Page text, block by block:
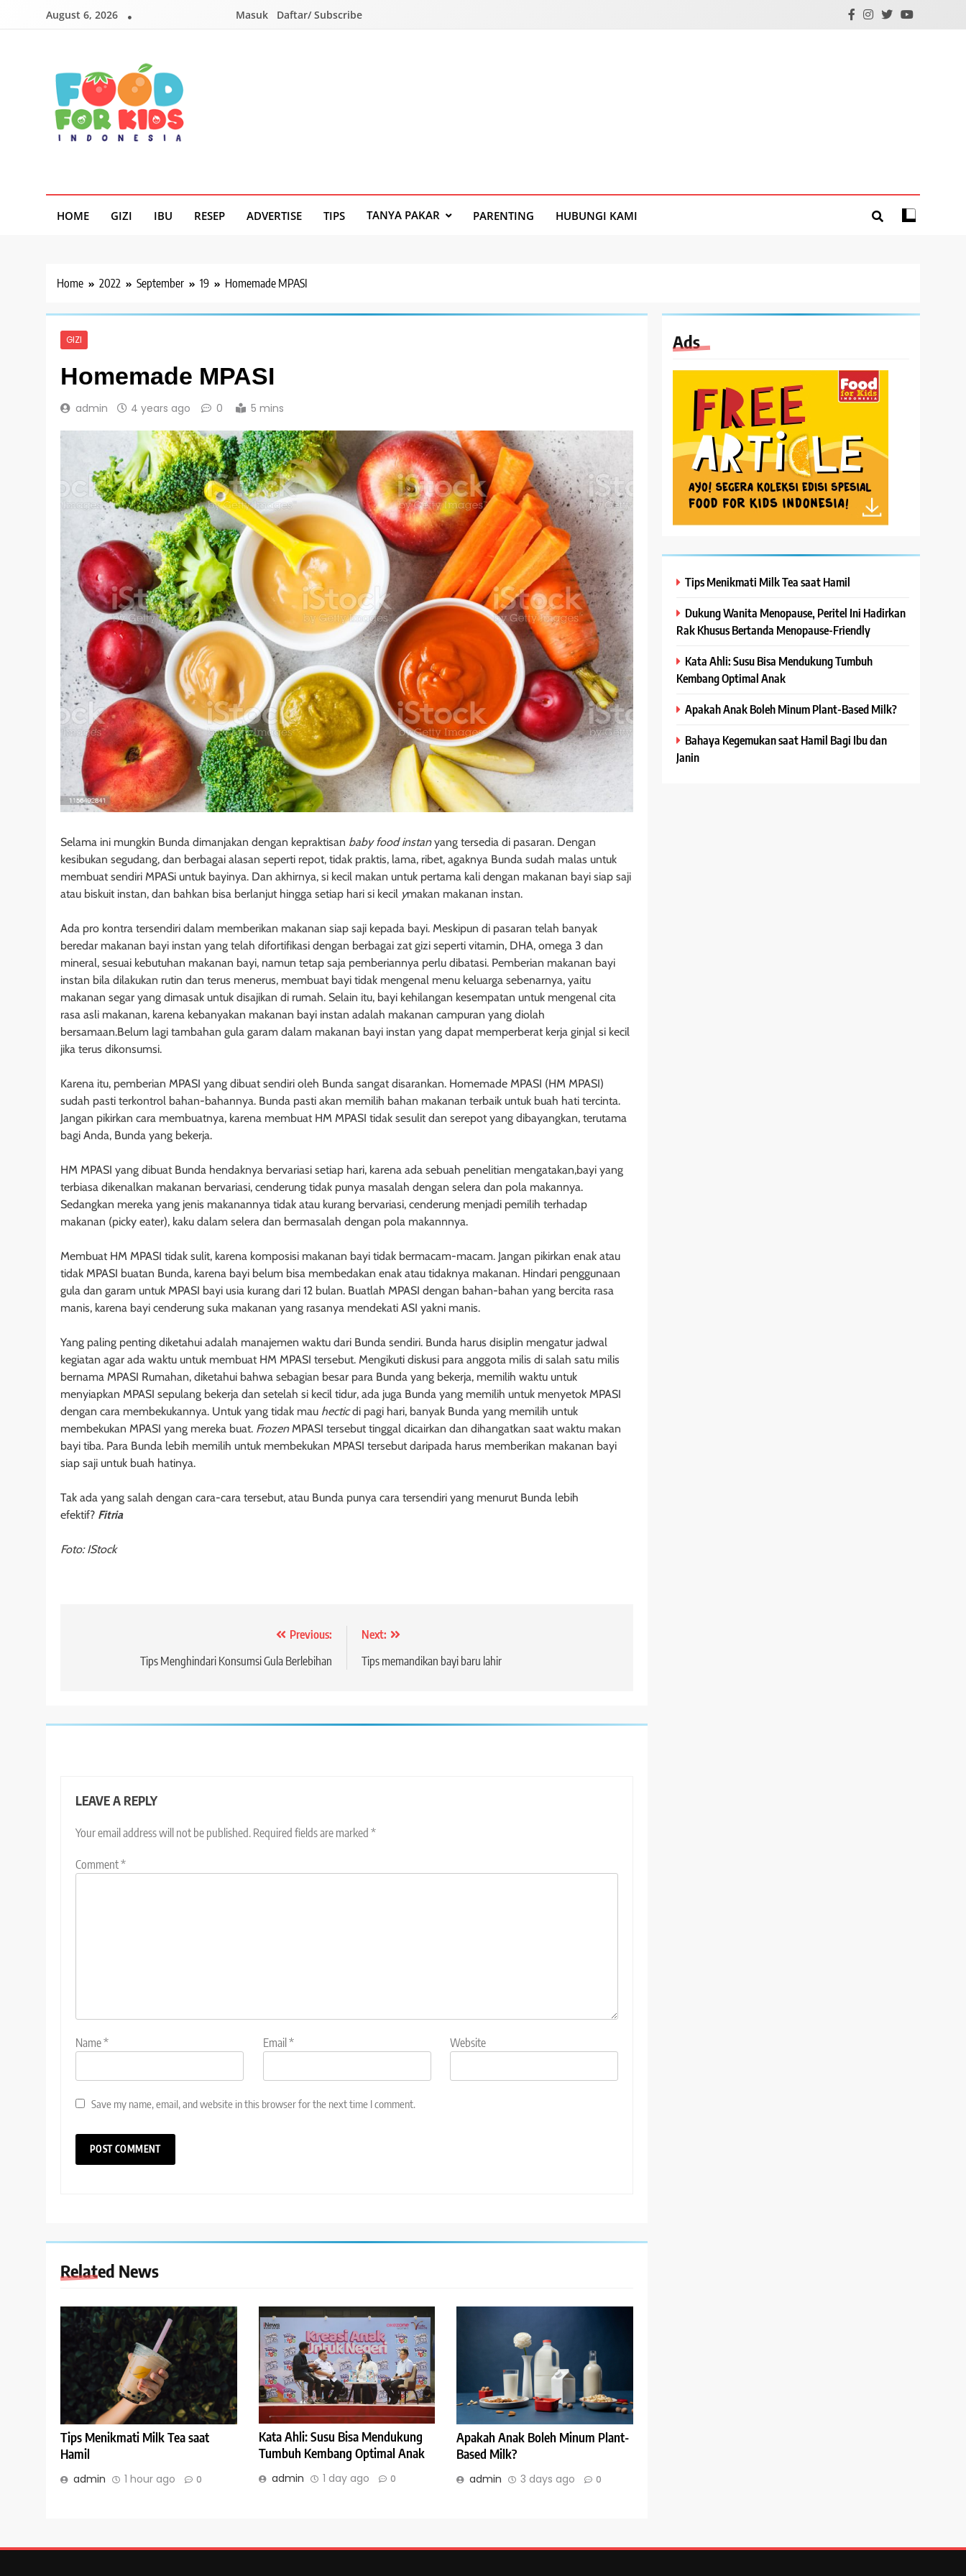
August 6, 2026 Masuk Daftar/ Subscribe
HOME GIZI IBU RESEP ADVERTISE TIPS TANYA PAKAR PARENTING HUBUNGI KAMI
Home 2022 September 19 Homemade MPASI
GIZI
Homemade MPASI
admin 4 years ago 0 5 mins
Selama ini mungkin Bunda dimanjakan dengan kepraktisan baby food instanyang tersedia di pasaran. Dengan
kesibukan segudang, dan berbagai alasan seperti repot, tidak praktis, lama, ribet, agaknya Bunda sudah malas untuk
membuat sendiri MPASi untuk bayinya. Dan akhirnya, si kecil makan untuk pertama kali dengan makanan bayi siap saji
atau biskuit instan, dan bahkan bisa berlanjut hingga setiap hari si kecil ymakan makanan instan.
Ada pro kontra tersendiri dalam memberikan makanan siap saji kepada bayi. Meskipun di pasaran telah banyak
beredar makanan bayi instan yang telah difortifikasi dengan berbagai zat gizi seperti vitamin, DHA, omega 3 dan
mineral, sesuai kebutuhan makanan bayi, namun tetap saja pemberiannya perlu dibatasi. Pemberian makanan bayi
instan bila dilakukan rutin dan terus menerus, membuat bayi tidak mengenal menu keluarga sebenarnya, yaitu
makanan segar yang dimasak untuk disajikan di rumah. Selain itu, bayi kehilangan kesempatan untuk mengenal cita
rasa asli makanan, karena kebanyakan makanan bayi instan adalah makanan campuran yang diolah
bersamaan.Belum lagi tambahan gula garam dalam makanan bayi instan yang dapat memperberat kerja ginjal si kecil
jika terus dikonsumsi.
Karena itu, pemberian MPASI yang dibuat sendiri oleh Bunda sangat disarankan. Homemade MPASI (HM MPASI)
sudah pasti terkontrol bahan-bahannya. Bunda pasti akan memilih bahan makanan terbaik untuk buah hati tercinta.
Jangan pikirkan cara membuatnya, karena membuat HM MPASI tidak sesulit dan serepot yang dibayangkan, terutama
bagi Anda, Bunda yang bekerja.
HM MPASI yang dibuat Bunda hendaknya bervariasi setiap hari, karena ada sebuah penelitian mengatakan,bayi yang
terbiasa dikenalkan makanan bervariasi, cenderung tidak punya masalah dengan selera dan pola makannya.
Sedangkan mereka yang jenis makanannya tidak atau kurang bervariasi, cenderung menjadi pemilih terhadap
makanan (picky eater), kaku dalam selera dan bermasalah dengan pola makannnya.
Membuat HM MPASI tidak sulit, karena komposisi makanan bayi tidak bermacam-macam. Jangan pikirkan enak atau
tidak MPASI buatan Bunda, karena bayi belum bisa membedakan enak atau tidaknya makanan. Hindari penggunaan
gula dan garam untuk MPASI bayi usia kurang dari 12 bulan. Buatlah MPASI dengan bahan-bahan yang bercita rasa
manis, karena bayi cenderung suka makanan yang rasanya mendekati ASI yakni manis.
Yang paling penting diketahui adalah manajemen waktu dari Bunda sendiri. Bunda harus disiplin mengatur jadwal
kegiatan agar ada waktu untuk membuat HM MPASI tersebut. Mengikuti diskusi para anggota milis di salah satu milis
bernama MPASI Rumahan, diketahui bahwa sebagian besar para Bunda yang bekerja, memilih waktu untuk
menyiapkan MPASI sepulang bekerja dan setelah si kecil tidur, ada juga Bunda yang memilih untuk menyetok MPASI
dengan cara membekukannya. Untuk yang tidak mau hecticdi pagi hari, banyak Bunda yang memilih untuk
membekukan MPASI yang mereka buat. Frozen MPASI tersebut tinggal dicairkan dan dihangatkan saat waktu makan
bayi tiba. Para Bunda lebih memilih untuk membekukan MPASI tersebut daripada harus memberikan makanan bayi
siap saji untuk buah hatinya.
Tak ada yang salah dengan cara-cara tersebut, atau Bunda punya cara tersendiri yang menurut Bunda lebih
efektif? Fitria
Foto: IStock
navigation
Previous:
Tips Menghindari Konsumsi Gula Berlebihan
Next:
Tips memandikan bayi baru lahir
LEAVE A REPLY
Your email address will not be published. Required fields are marked *
Comment*
Name* Email* Website
Save my name, email, and website in this browser for the next time I comment.
Related News
Tips Menikmati Milk Tea saat
Hamil
admin 1 hour ago 0
Kata Ahli: Susu Bisa Mendukung
Tumbuh Kembang Optimal Anak
admin 1 day ago 0
Apakah Anak Boleh Minum Plant-
Based Milk?
admin 3 days ago 0
Ads
Tips Menikmati Milk Tea saat Hamil
Dukung Wanita Menopause, Peritel Ini Hadirkan
Rak Khusus Bertanda Menopause-Friendly
Kata Ahli: Susu Bisa Mendukung Tumbuh
Kembang Optimal Anak
Apakah Anak Boleh Minum Plant-Based Milk?
Bahaya Kegemukan saat Hamil Bagi Ibu dan
Janin